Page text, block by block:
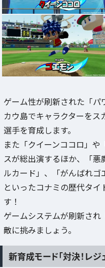
ゲーム性が刷新された「
カウ島でキャラクターをス
選手を育成します。
また「クイーンココロ」
スが総出演するほか、「
ルカード」、「がんばれゴ
といったコナミの歴代タ
す！
ゲームシステムが刷新さ
敵に挑みましょう。
新育成モード「対決！レ